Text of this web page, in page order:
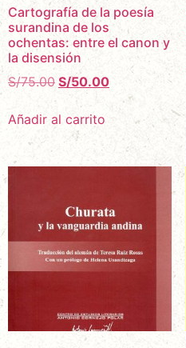
Cartografía de la poesía
surandina de los
ochentas: entre el canon y
la disensión
S/75.00 S/50.00
Añadir al carrito